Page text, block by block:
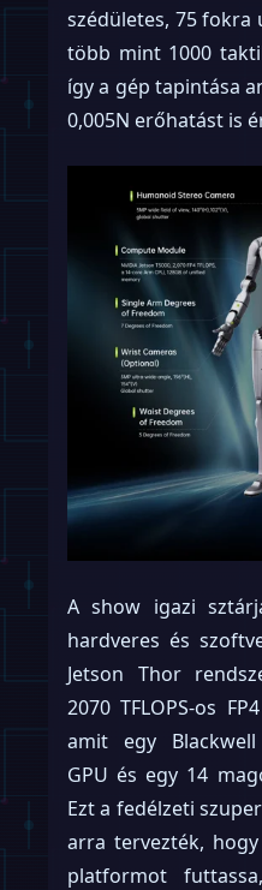
szédületes, 75 fokra
több mint 1000
így a gép tapintása
0,005N erőhatást is
A show igazi
hardveres és
Jetson Thor
2070 TFLOPS-os
amit egy
GPU és egy 14
Ezt a fedélzeti
arra tervezték,
platformot